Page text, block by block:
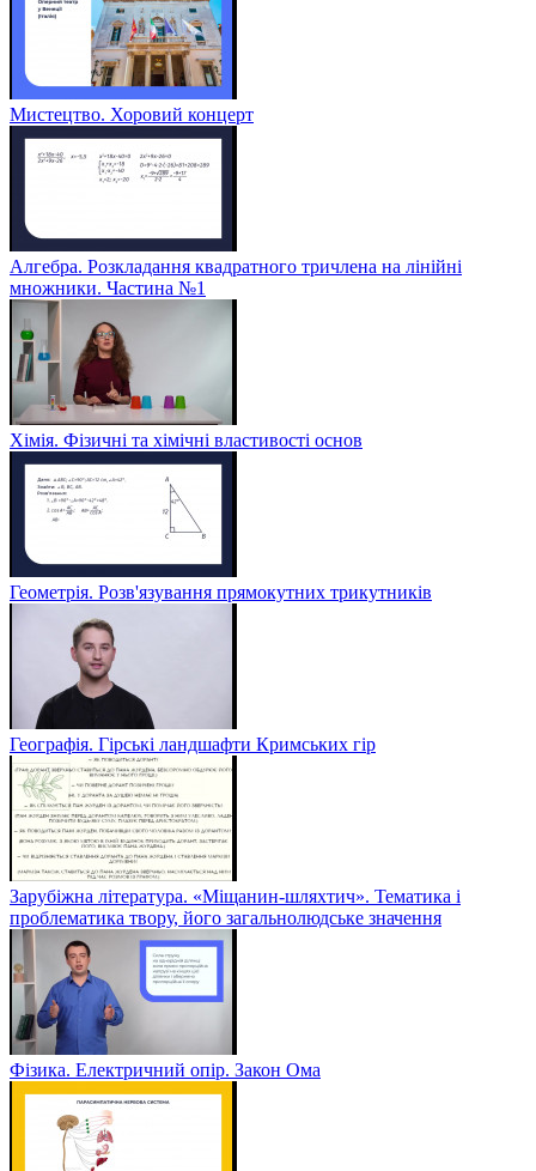
Мистецтво. Хоровий концерт
Алгебра. Розкладання квадратного тричлена на лінійні
множники. Частина №1
Хімія. Фізичні та хімічні властивості основ
Геометрія. Розв'язування прямокутних трикутників
Географія. Гірські ландшафти Кримських гір
Зарубіжна література. «Міщанин-шляхтич». Тематика і
проблематика твору, його загальнолюдське значення
Фізика. Електричний опір. Закон Ома